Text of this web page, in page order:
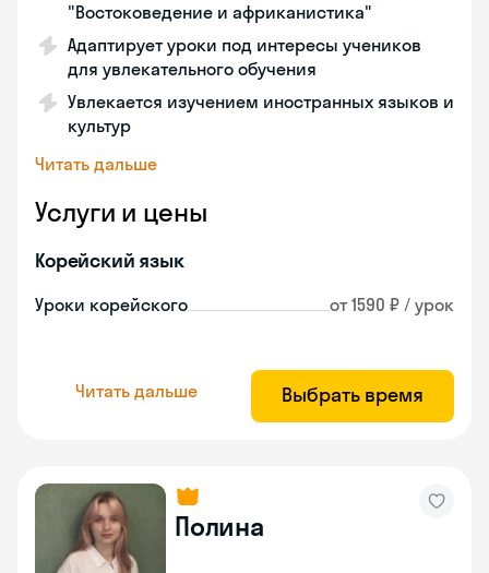
"Востоковедение и африканистика"
Адаптирует уроки под интересы учеников
для увлекательного обучения
Увлекается изучением иностранных языков и
культур
Читать дальше
Услуги и цены
Корейский язык
Уроки корейского от 1590 ₽ / урок
Читать дальше Выбрать время
Полина